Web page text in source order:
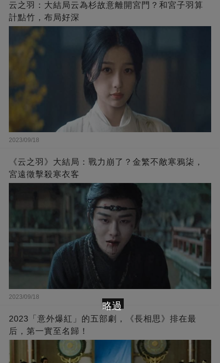
云之羽：大結局云為杉故意離開宮門？和宮子羽算
計點竹，布局好深
2023/09/18
《云之羽》大結局：戰力崩了？金繁不敵寒鴉柒，
宮遠徵擊殺寒衣客
2023/09/18
2023「意外爆紅」的五部劇，《長相思》排在最
后，第一實至名歸！
略過